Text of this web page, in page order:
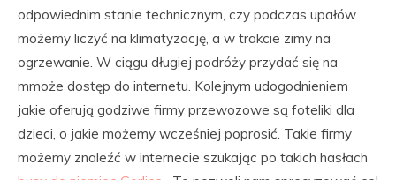
odpowiednim stanie technicznym, czy podczas upałów
możemy liczyć na klimatyzację, a w trakcie zimy na
ogrzewanie. W ciągu długiej podróży przydać się na
mmoże dostęp do internetu. Kolejnym udogodnieniem
jakie oferują godziwe firmy przewozowe są foteliki dla
dzieci, o jakie możemy wcześniej poprosić. Takie firmy
możemy znaleźć w internecie szukając po takich hasłach